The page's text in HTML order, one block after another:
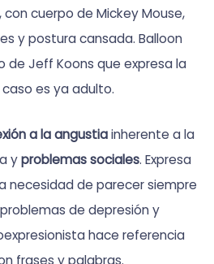
cuerpo de Mickey Mouse,
y postura cansada. Balloon
de Jeff Koons que expresa la
es ya adulto.
a la angustiainherente a la
yproblemas sociales. Expresa
necesidad de parecer siempre
de depresión y
hace referencia
frases y palabras.